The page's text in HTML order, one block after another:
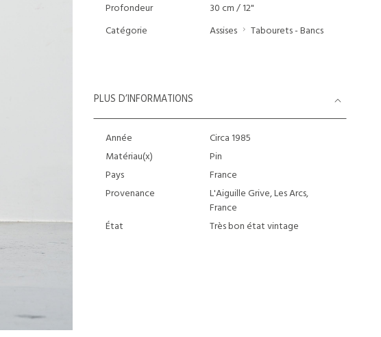
Profondeur
30 cm / 12"
Catégorie
Assises Tabourets - Bancs
PLUS D’INFORMATIONS
Année
Circa 1985
Matériau(x)
Pin
Pays
France
Provenance
L'Aiguille Grive, Les Arcs,
France
État
Très bon état vintage